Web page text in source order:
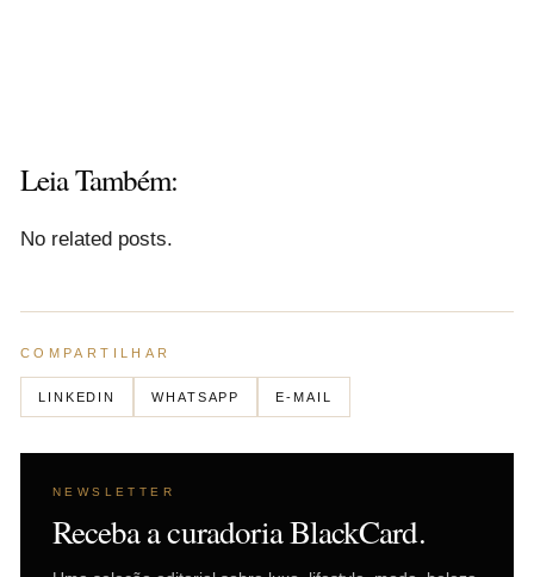
Leia Também:
No related posts.
COMPARTILHAR
LINKEDIN WHATSAPP E-MAIL
NEWSLETTER
Receba a curadoria BlackCard.